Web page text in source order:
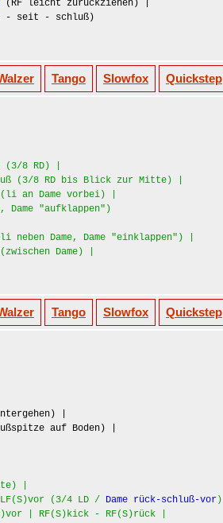
(RF leicht zurückziehen) |
- seit - schluß)
Tango Slowfox Quickstep
(3/8 RD) |
(3/8 RD bis Blick zur Mitte) |
Dame vorbei) |
"aufklappen")
Dame, Dame "einklappen") |
Dame) |
Tango Slowfox Quickstep
|
auf Boden) |
|
(3/4 LD / Dame rück-schluß-vor )
| RF(S)kick - RF(S)rück |